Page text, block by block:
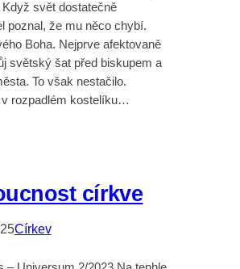
svět dostatečně
poznal, že mu něco chybí.
Boha. Nejprve afektovaně
světský šat před biskupem a
To však nestačilo.
v rozpadlém kostelíku…
církve
Církev